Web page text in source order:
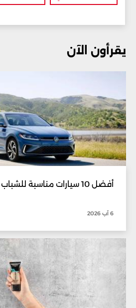
يقرأون الآن
أفضل 10 سيارات مناسبة للشباب
6 آب 2026